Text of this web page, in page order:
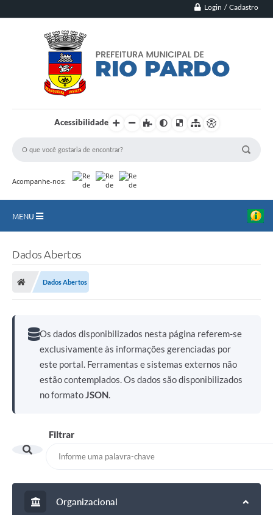
Login / Cadastro
Acessibilidade
Acompanhe-nos:
MENU
Prefeitura
ACESSO À INFORMAÇÃO
Publicações Oficiais
Turismo
Contato
Portal do Servidor
Nota Fiscal Eletrônica NFS-e
Serviços ao Cidadão
Dados Abertos
Dados Abertos
Os dados disponibilizados nesta página referem-se
exclusivamente às informações gerenciadas por
este portal. Ferramentas e sistemas externos não
estão contemplados. Os dados são disponibilizados
no formatoJSON.
Filtrar
Organizacional